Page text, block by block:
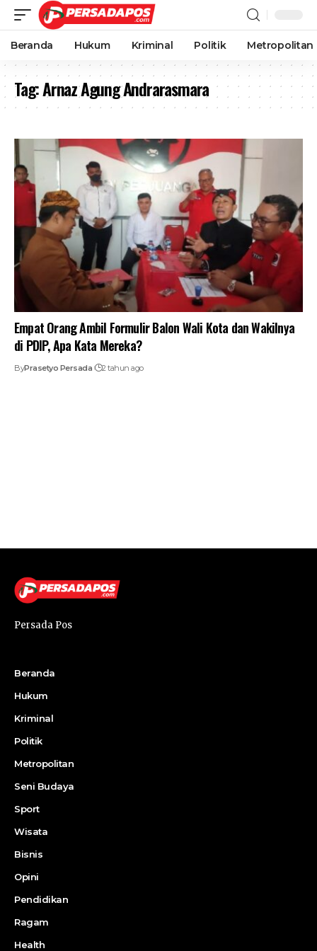
Beranda Hukum Kriminal Politik Metropolitan
Tag:Arnaz Agung Andrarasmara
Empat Orang Ambil Formulir Balon Wali Kota dan Wakilnya
di PDIP, Apa Kata Mereka?
ByPrasetyo Persada 2 tahun ago
Persada Pos
Beranda
Hukum
Kriminal
Politik
Metropolitan
Seni Budaya
Sport
Wisata
Bisnis
Opini
Pendidikan
Ragam
Health